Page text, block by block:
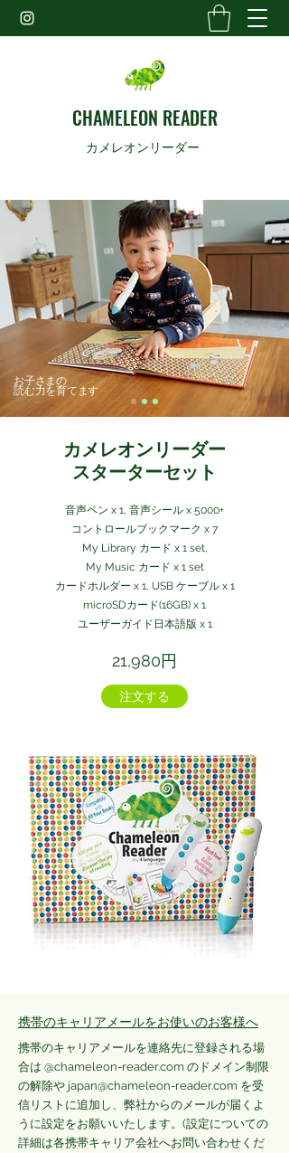
CHAMELEON READER
カメレオンリーダー
お子さまの
読む力を育てます
カメレオンリーダー
スターターセット
音声ペン x 1, 音声シール x 5000+
コントロールブックマーク x 7
My Library カード x 1 set,
My Music カード x 1 set
カードホルダー x 1, USB ケーブル x 1
microSDカード(16GB) x 1
ユーザーガイド日本語版 x 1
21,980円
注文する
携帯のキャリアメールをお使いのお客様へ
携帯のキャリアメールを連絡先に登録される場
合は @chameleon-reader.com のドメイン制限
の解除や japan@chameleon-reader.com を受
信リストに追加し、弊社からのメールが届くよ
うに設定をお願いいたします。(設定についての
詳細は各携帯キャリア会社へお問い合わせくだ